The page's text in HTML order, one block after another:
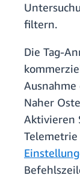
filtern.
Die Tag-
Ausnahme
Naher
Aktivieren